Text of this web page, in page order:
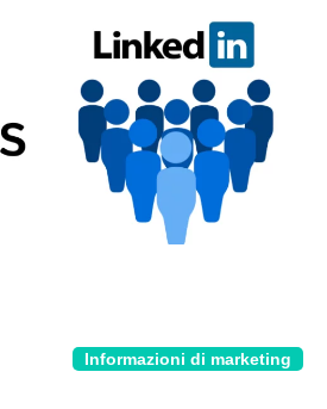
Informazioni di marketing